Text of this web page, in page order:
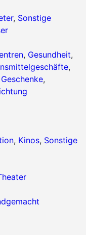
, Sonstige
, Gesundheit,
,
,
, Kinos, Sonstige